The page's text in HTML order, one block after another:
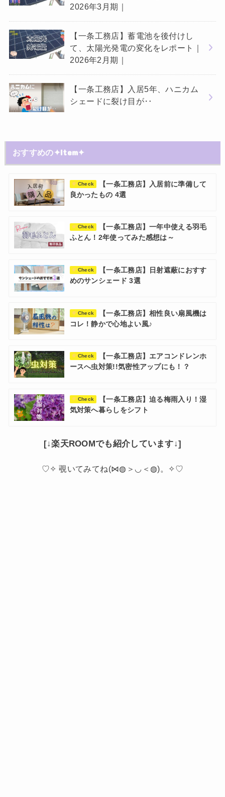
2026年3月期｜
【一条工務店】蓄電池を後付けし
て、太陽光発電の変化をレポート｜
2026年2月期｜
【一条工務店】入居5年、ハニカム
シェードに裂け目が‥
おすすめの✦Item✦
Check
【一条工務店】入居前に準備して
良かったもの 4選
Check
【一条工務店】一年中使える羽毛
ふとん！2年使ってみた感想は～
Check
【一条工務店】日射遮蔽におすす
めのサンシェード 3選
Check
【一条工務店】相性良い扇風機は
コレ！静かで心地よい風♪
Check
【一条工務店】エアコンドレンホ
ースへ虫対策!!気密性アップにも！？
Check
【一条工務店】迫る梅雨入り！湿
気対策へ暮らしをシフト
[↓楽天ROOMでも紹介しています↓]
♡✧ 覗いてみてね(⋈◍＞◡＜◍)。✧♡